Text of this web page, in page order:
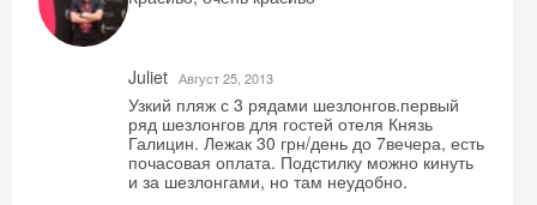
Juliet Август 25, 2013
Узкий пляж с 3 рядами шезлонгов.первый
ряд шезлонгов для гостей отеля Князь
Галицин. Лежак 30 грн/день до 7вечера, есть
почасовая оплата. Подстилку можно кинуть
и за шезлонгами, но там неудобно.
Скидка −5%
Хочешь дешевле? Оставь почту и получи
промокод на первое бронирование!